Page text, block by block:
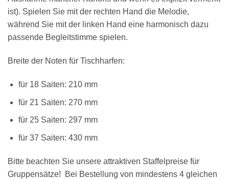
ist). Spielen Sie mit der rechten Hand die Melodie,
während Sie mit der linken Hand eine harmonisch dazu
passende Begleitstimme spielen.
Breite der Noten für Tischharfen:
für 18 Saiten: 210 mm
für 21 Saiten: 270 mm
für 25 Saiten: 297 mm
für 37 Saiten: 430 mm
Bitte beachten Sie unsere attraktiven Staffelpreise für
Gruppensätze! Bei Bestellung von mindestens 4 gleichen
18 SAITEN 37 SAITEN
AKKORDZITHER